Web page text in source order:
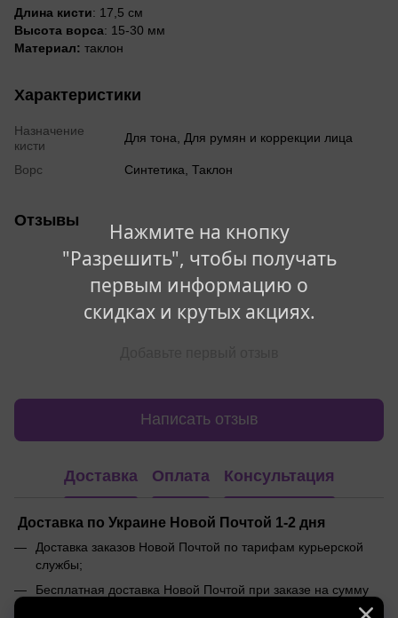
Нажмите на кнопку
"Разрешить", чтобы получать
первым информацию о
скидках и крутых акциях.
Длина кисти: 17,5 см
Высота ворса: 15-30 мм
Материал: таклон
Характеристики
Назначение
кисти
Для тона, Для румян и коррекции лица
Ворс Синтетика, Таклон
Отзывы
Написать отзыв
Доставка Оплата Консультация
Доставка по Украине Новой Почтой 1-2 дня
Доставка заказов Новой Почтой по тарифам курьерской
службы;
Бесплатная доставка Новой Почтой при заказе на сумму